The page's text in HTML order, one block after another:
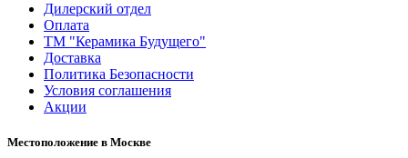
Дилерский отдел
Оплата
ТМ "Керамика Будущего"
Доставка
Политика Безопасности
Условия соглашения
Акции
Местоположение в Москве